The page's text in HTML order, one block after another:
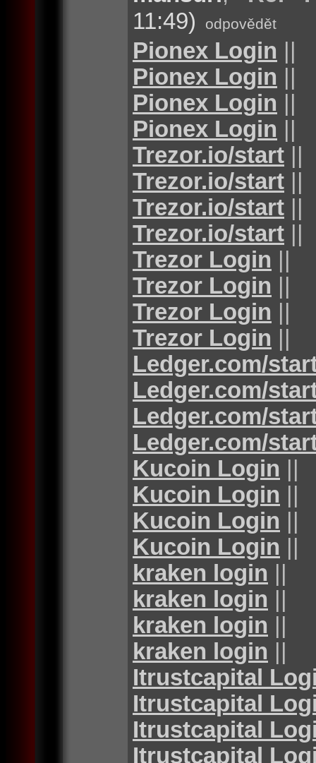
11:49)
odpovědět
Pionex Login ||
Pionex Login ||
Pionex Login ||
Pionex Login ||
Trezor.io/start ||
Trezor.io/start ||
Trezor.io/start ||
Trezor.io/start ||
Trezor Login ||
Trezor Login ||
Trezor Login ||
Trezor Login ||
Ledger.com/
Ledger.com/
Ledger.com/
Ledger.com/
Kucoin Login ||
Kucoin Login ||
Kucoin Login ||
Kucoin Login ||
kraken login ||
kraken login ||
kraken login ||
kraken login ||
Itrustcapital
Itrustcapital
Itrustcapital
Itrustcapital